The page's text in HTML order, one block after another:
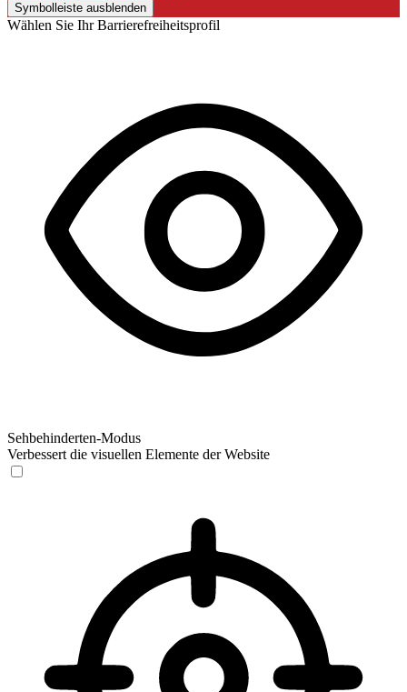
Symbolleiste ausblenden
Wählen Sie Ihr Barrierefreiheitsprofil
Sehbehinderten-Modus
Verbessert die visuellen Elemente der Website